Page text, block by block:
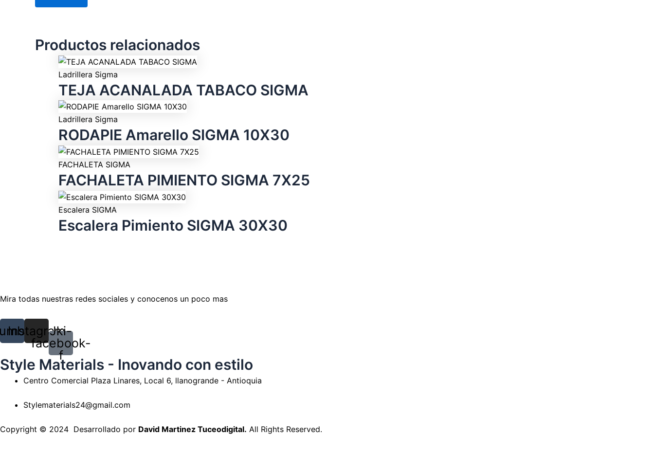
Productos relacionados
Ladrillera Sigma
TEJA ACANALADA TABACO SIGMA
Ladrillera Sigma
RODAPIE Amarello SIGMA 10X30
FACHALETA SIGMA
FACHALETA PIMIENTO SIGMA 7X25
Escalera SIGMA
Escalera Pimiento SIGMA 30X30
Mira todas nuestras redes sociales y conocenos un poco mas
Instagram
Jki-
facebook-
f
Style Materials - Inovando con estilo
Centro Comercial Plaza Linares, Local 6, llanogrande - Antioquia
Stylematerials24@gmail.com
Copyright © 2024 Desarrollado por David Martinez Tuceodigital. All Rights Reserved.